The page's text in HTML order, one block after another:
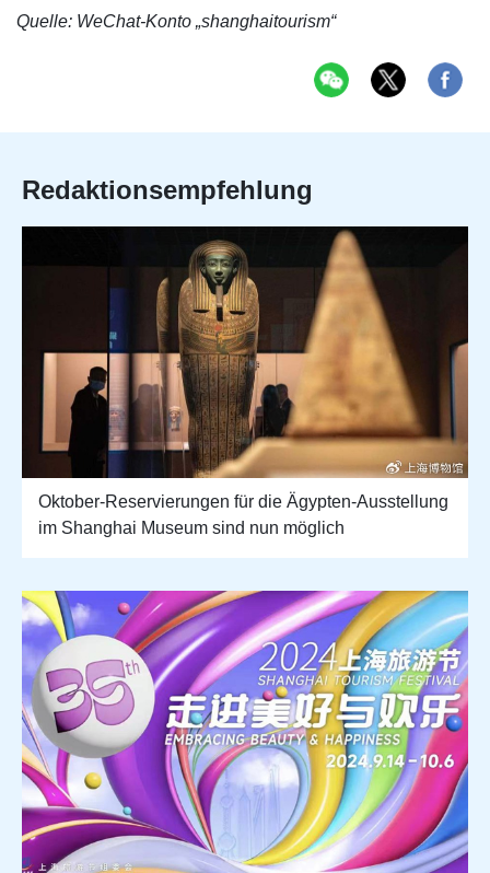
Quelle: WeChat-Konto „shanghaitourism“
Redaktionsempfehlung
Oktober-Reservierungen für die Ägypten-Ausstellung
im Shanghai Museum sind nun möglich